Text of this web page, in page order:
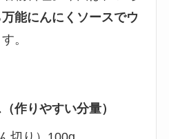
万能にんにくソースでウ
。
作りやすい分量）